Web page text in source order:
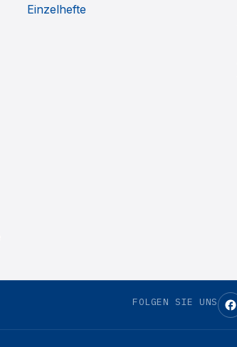
Einzelhefte
FOLGEN SIE UNS